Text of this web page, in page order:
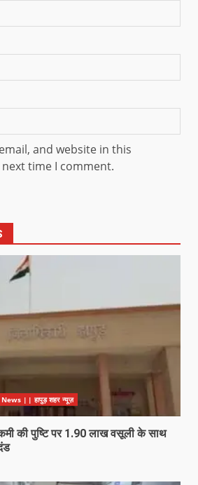
and website in this
time I comment.
|| हापुड़ शहर न्यूज़
की पुष्टि पर 1.90 लाख वसूली के साथ